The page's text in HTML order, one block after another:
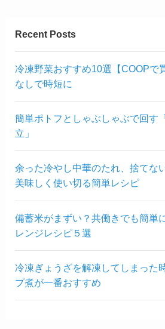
Recent Posts
冷凍野菜おすすめ10選【COOPで
なしで時短に
簡単ポトフとしゃぶしゃぶで回す
立」
余った冷やし中華のたれ、捨てな
美味しく使い切る簡単レシピ
備蓄米がまずい？共働きでも簡単
レンジレシピ５選
冷凍ぎょうざを解凍してしまった
プ煮が一番おすすめ